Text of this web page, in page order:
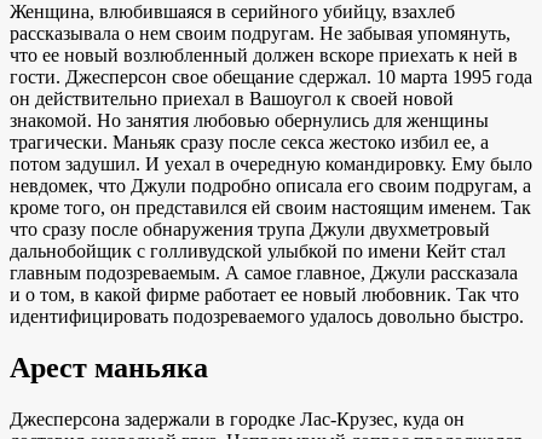
Женщина, влюбившаяся в серийного убийцу, взахлеб
рассказывала о нем своим подругам. Не забывая упомянуть,
что ее новый возлюбленный должен вскоре приехать к ней в
гости. Джесперсон свое обещание сдержал. 10 марта 1995 года
он действительно приехал в Вашоугол к своей новой
знакомой. Но занятия любовью обернулись для женщины
трагически. Маньяк сразу после секса жестоко избил ее, а
потом задушил. И уехал в очередную командировку. Ему было
невдомек, что Джули подробно описала его своим подругам, а
кроме того, он представился ей своим настоящим именем. Так
что сразу после обнаружения трупа Джули двухметровый
дальнобойщик с голливудской улыбкой по имени Кейт стал
главным подозреваемым. А самое главное, Джули рассказала
и о том, в какой фирме работает ее новый любовник. Так что
идентифицировать подозреваемого удалось довольно быстро.
Арест маньяка
Джесперсона задержали в городке Лас-Крузес, куда он